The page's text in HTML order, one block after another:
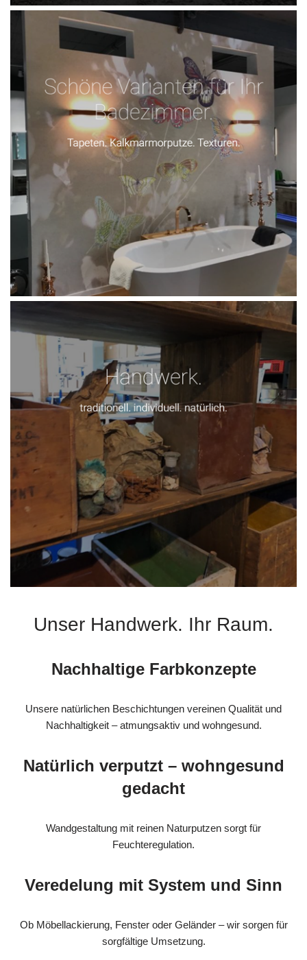
Unser Handwerk. Ihr Raum.
Nachhaltige Farbkonzepte
Unsere natürlichen Beschichtungen vereinen Qualität und
Nachhaltigkeit – atmungsaktiv und wohngesund.
Natürlich verputzt – wohngesund
gedacht
Wandgestaltung mit reinen Naturputzen sorgt für
Feuchteregulation.
Veredelung mit System und Sinn
Ob Möbellackierung, Fenster oder Geländer – wir sorgen für
sorgfältige Umsetzung.